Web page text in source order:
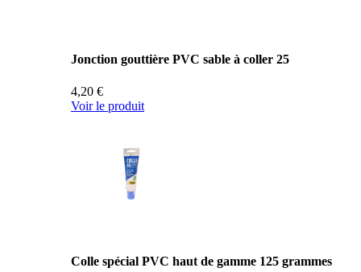
Jonction gouttière PVC sable à coller 25
4,20 €
Voir le produit
Colle spécial PVC haut de gamme 125 grammes